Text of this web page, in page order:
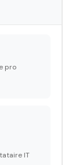
pro
IT